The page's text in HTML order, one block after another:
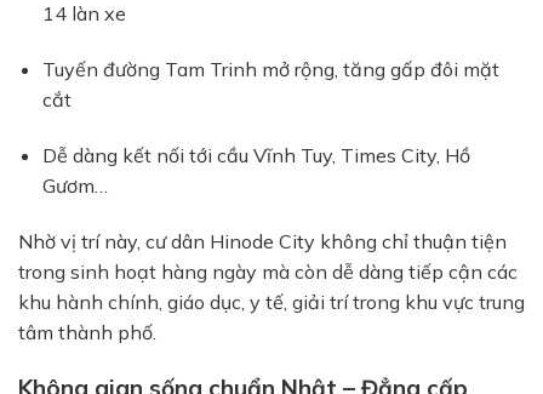
14 làn xe
Tuyến đường Tam Trinh mở rộng, tăng gấp đôi mặt
cắt
Dễ dàng kết nối tới cầu Vĩnh Tuy, Times City, Hồ
Gươm…
Nhờ vị trí này, cư dân Hinode City không chỉ thuận tiện
trong sinh hoạt hàng ngày mà còn dễ dàng tiếp cận các
khu hành chính, giáo dục, y tế, giải trí trong khu vực trung
tâm thành phố.
Không gian sống chuẩn Nhật – Đẳng cấp